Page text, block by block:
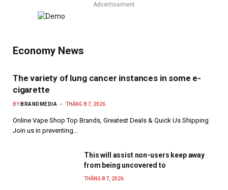
Advertisement
Economy News
The variety of lung cancer instances in some e-
cigarette
BY BRANDMEDIA THÁNG 8 7, 2026
Online Vape Shop Top Brands, Greatest Deals & Quick Us Shipping
Join us in preventing…
This will assist non-users keep away
from being uncovered to
THÁNG 8 7, 2026